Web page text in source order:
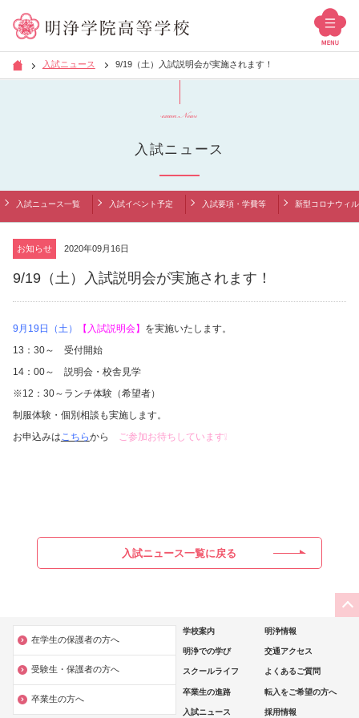
入試ニュース 9/19（土）入試説明会が実施されます！
exam News
入試ニュース
入試ニュース一覧 入試イベント予定 入試要項・学費等 新型コロナウィ
お知らせ 2020年09月16日
9/19（土）入試説明会が実施されます！
9月19日（土） 【入試説明会】 を実施いたします。
13：30～ 受付開始
14：00～ 説明会・校舎見学
※12：30～ランチ体験（希望者）
制服体験・個別相談も実施します。
お申込みは こちらから ご参加お待ちしています❕
入試ニュース一覧に戻る
在学生の保護者の方へ
受験生・保護者の方へ
卒業生の方へ
学校案内 明浄情報
明浄での学び 交通アクセス
スクールライフ よくあるご質問
卒業生の進路 転入をご希望の方へ
入試ニュース 採用情報